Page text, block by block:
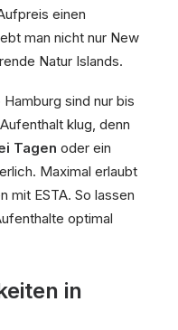
einen
man nicht nur New
Natur Islands.
sind nur bis
klug, denn
Tagen oder ein
Maximal erlaubt
mit ESTA. So lassen
optimal
in